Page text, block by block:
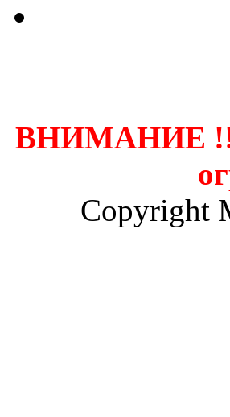
ВНИМАНИЕ !!!!
Copyright